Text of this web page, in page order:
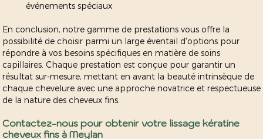
événements spéciaux
En conclusion, notre gamme de prestations vous offre la
possibilité de choisir parmi un large éventail d'options pour
répondre à vos besoins spécifiques en matière de soins
capillaires. Chaque prestation est conçue pour garantir un
résultat sur-mesure, mettant en avant la beauté intrinsèque de
chaque chevelure avec une approche novatrice et respectueuse
de la nature des cheveux fins.
Contactez-nous pour obtenir votre lissage kératine
cheveux fins à Meylan